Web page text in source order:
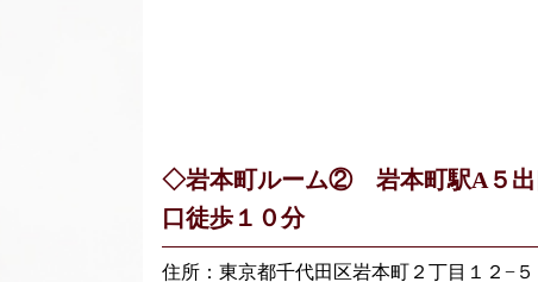
◇岩本町ルーム② 岩本町駅A５
口徒歩１０分
住所：東京都千代田区岩本町２丁目１２−５